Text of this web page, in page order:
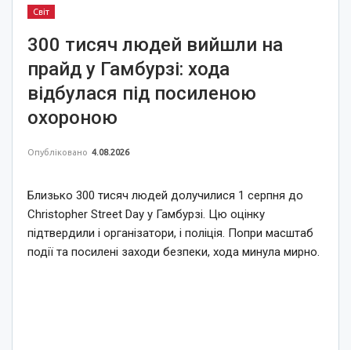
Світ
300 тисяч людей вийшли на
прайд у Гамбурзі: хода
відбулася під посиленою
охороною
Опубліковано 4.08.2026
Близько 300 тисяч людей долучилися 1 серпня до
Christopher Street Day у Гамбурзі. Цю оцінку
підтвердили і організатори, і поліція. Попри масштаб
події та посилені заходи безпеки, хода минула мирно.